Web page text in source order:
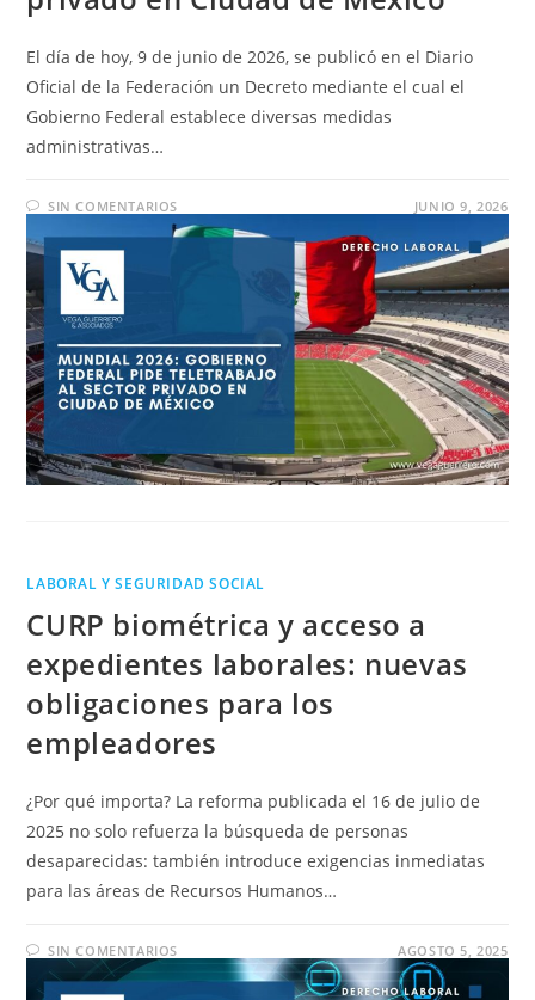
El día de hoy, 9 de junio de 2026, se publicó en el Diario
Oficial de la Federación un Decreto mediante el cual el
Gobierno Federal establece diversas medidas
administrativas…
SIN COMENTARIOS JUNIO 9, 2026
LABORAL Y SEGURIDAD SOCIAL
CURP biométrica y acceso a
expedientes laborales: nuevas
obligaciones para los
empleadores
¿Por qué importa? La reforma publicada el 16 de julio de
2025 no solo refuerza la búsqueda de personas
desaparecidas: también introduce exigencias inmediatas
para las áreas de Recursos Humanos…
SIN COMENTARIOS AGOSTO 5, 2025